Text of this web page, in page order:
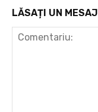
LĂSAȚI UN MESAJ